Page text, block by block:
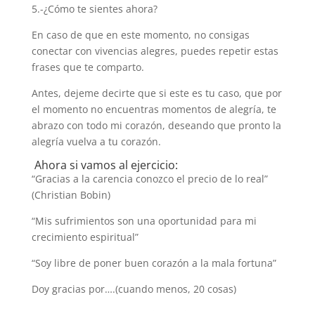
5.-¿Cómo te sientes ahora?
En caso de que en este momento, no consigas
conectar con vivencias alegres, puedes repetir estas
frases que te comparto.
Antes, dejeme decirte que si este es tu caso, que por
el momento no encuentras momentos de alegría, te
abrazo con todo mi corazón, deseando que pronto la
alegría vuelva a tu corazón.
Ahora si vamos al ejercicio:
“Gracias a la carencia conozco el precio de lo real”
(Christian Bobin)
“Mis sufrimientos son una oportunidad para mi
crecimiento espiritual”
“Soy libre de poner buen corazón a la mala fortuna”
Doy gracias por….(cuando menos, 20 cosas)